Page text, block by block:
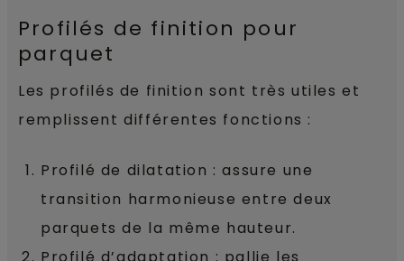
Profilés de finition pour
parquet
Les profilés de finition sont très utiles et
remplissent différentes fonctions :
Profilé de dilatation : assure une
transition harmonieuse entre deux
parquets de la même hauteur.